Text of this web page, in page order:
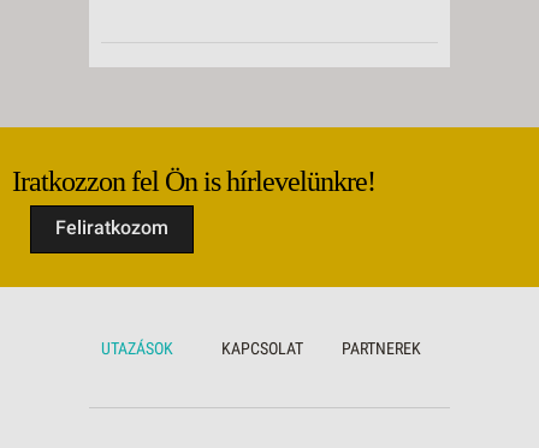
Iratkozzon fel Ön is hírlevelünkre!
Feliratkozom
UTAZÁSOK KAPCSOLAT PARTNEREK